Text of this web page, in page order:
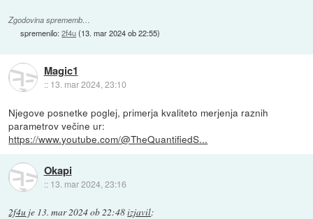
Zgodovina sprememb…
spremenilo:2f4u(13. mar 2024 ob 22:55)
Magic1
:: 13. mar 2024, 23:10
Njegove posnetke poglej, primerja kvaliteto merjenja raznih
parametrov večine ur:
https://www.youtube.com/@TheQuantifiedS...
Okapi
:: 13. mar 2024, 23:16
2f4u je 13. mar 2024 ob 22:48izjavil: